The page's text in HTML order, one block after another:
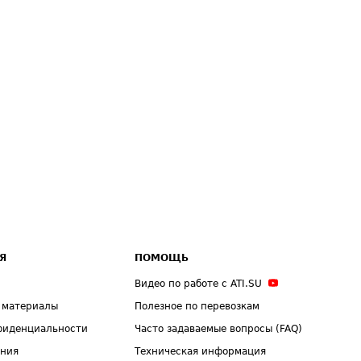
ПОМОЩЬ
Видео по работе с ATI.SU
Полезное по перевозкам
Часто задаваемые вопросы (FAQ)
Техническая информация